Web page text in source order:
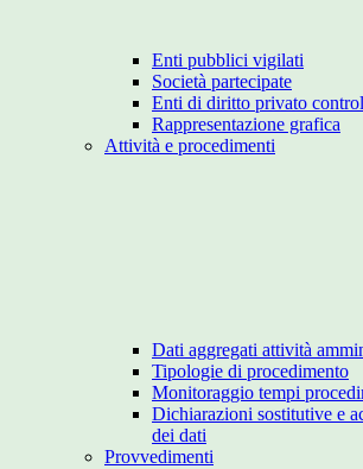
Enti pubblici vigilati
Società partecipate
Enti di diritto privato
Rappresentazione grafica
Attività e procedimenti
Dati aggregati attività
Tipologie di procedimento
Monitoraggio tempi
Dichiarazioni sostitutive e
dei dati
Provvedimenti